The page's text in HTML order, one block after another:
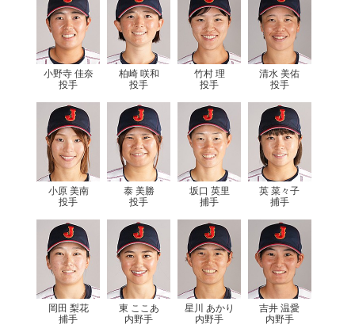
小野寺 佳奈
投手
柏崎 咲和
投手
竹村 理
投手
清水 美佑
投手
小原 美南
投手
泰 美勝
投手
坂口 英里
捕手
英 菜々子
捕手
岡田 梨花
捕手
東 ここあ
内野手
星川 あかり
内野手
吉井 温愛
内野手